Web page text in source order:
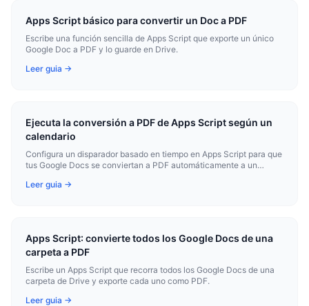
Apps Script básico para convertir un Doc a PDF
Escribe una función sencilla de Apps Script que exporte un único
Google Doc a PDF y lo guarde en Drive.
Leer guia →
Ejecuta la conversión a PDF de Apps Script según un
calendario
Configura un disparador basado en tiempo en Apps Script para que
tus Google Docs se conviertan a PDF automáticamente a un
Leer guia →
Apps Script: convierte todos los Google Docs de una
carpeta a PDF
Escribe un Apps Script que recorra todos los Google Docs de una
carpeta de Drive y exporte cada uno como PDF.
Leer guia →